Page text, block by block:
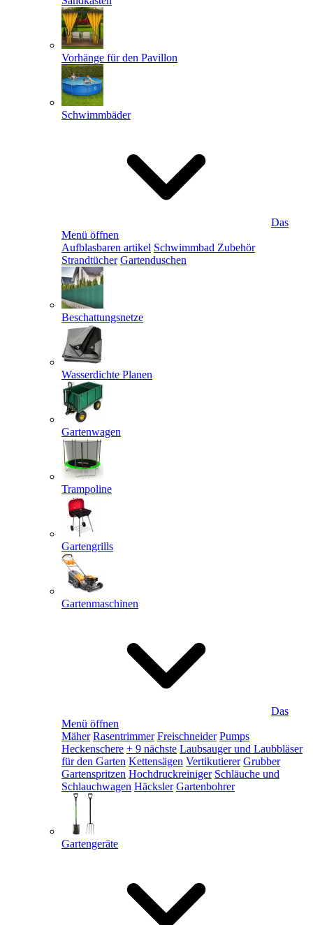
Vorhänge für den Pavillon
Schwimmbäder
Das
Menü öffnen
Aufblasbaren artikel Schwimmbad Zubehör
Strandtücher Gartenduschen
Beschattungsnetze
Wasserdichte Planen
Gartenwagen
Trampoline
Gartengrills
Gartenmaschinen
Das
Menü öffnen
Mäher Rasentrimmer Freischneider Pumps
Heckenschere + 9 nächste Laubsauger und Laubbläser
für den Garten Kettensägen Vertikutierer Grubber
Gartenspritzen Hochdruckreiniger Schläuche und
Schlauchwagen Häcksler Gartenbohrer
Gartengeräte